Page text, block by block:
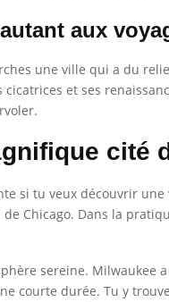
aux
une ville qui a du
et ses
cité
si tu veux découvrir
Chicago. Dans la
sereine.
courte durée. Tu y